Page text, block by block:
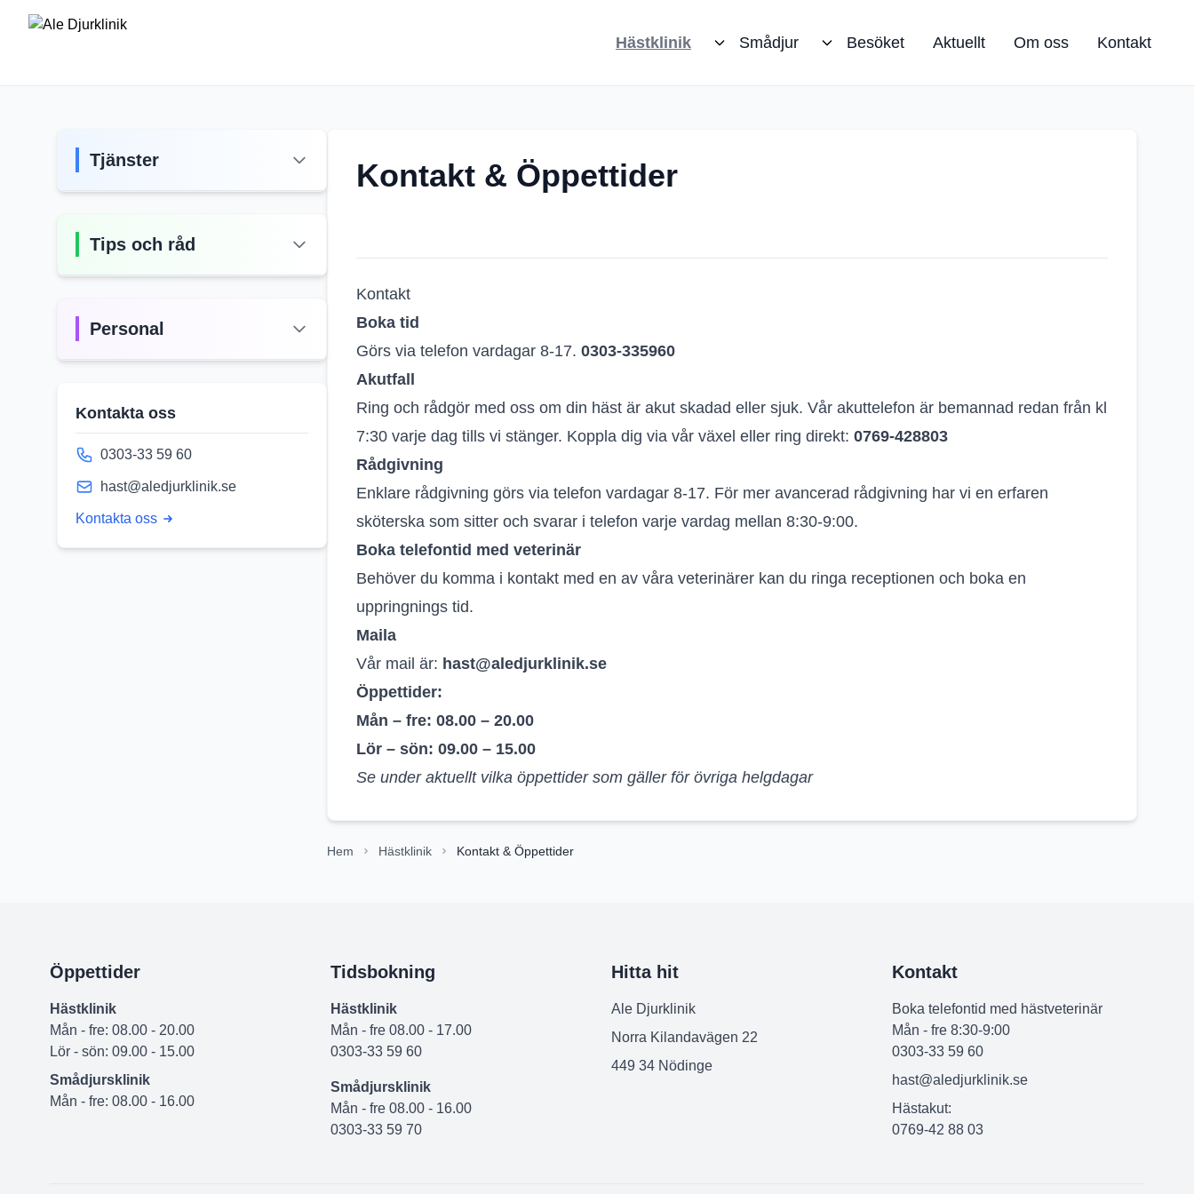
Hästklinik Smådjur Besöket Aktuellt Om oss Kontakt
Tjänster
Tips och råd
Personal
Kontakta oss
0303-33 59 60
hast@aledjurklinik.se
Kontakta oss
Kontakt & Öppettider
Kontakt
Boka tid
Görs via telefon vardagar 8-17. 0303-335960
Akutfall
Ring och rådgör med oss om din häst är akut skadad eller sjuk. Vår akuttelefon är bemannad redan från kl
7:30 varje dag tills vi stänger. Koppla dig via vår växel eller ring direkt: 0769-428803
Rådgivning
Enklare rådgivning görs via telefon vardagar 8-17. För mer avancerad rådgivning har vi en erfaren
sköterska som sitter och svarar i telefon varje vardag mellan 8:30-9:00.
Boka telefontid med veterinär
Behöver du komma i kontakt med en av våra veterinärer kan du ringa receptionen och boka en
uppringnings tid.
Maila
Vår mail är: hast@aledjurklinik.se
Öppettider:
Mån – fre: 08.00 – 20.00
Lör – sön: 09.00 – 15.00
Se under aktuellt vilka öppettider som gäller för övriga helgdagar
Hem Hästklinik Kontakt & Öppettider
Öppettider
Hästklinik
Mån - fre: 08.00 - 20.00
Lör - sön: 09.00 - 15.00
Smådjursklinik
Mån - fre: 08.00 - 16.00
Tidsbokning
Hästklinik
Mån - fre 08.00 - 17.00
0303-33 59 60
Smådjursklinik
Mån - fre 08.00 - 16.00
0303-33 59 70
Hitta hit
Ale Djurklinik
Norra Kilandavägen 22
449 34 Nödinge
Kontakt
Boka telefontid med hästveterinär
Mån - fre 8:30-9:00
0303-33 59 60
hast@aledjurklinik.se
Hästakut:
0769-42 88 03